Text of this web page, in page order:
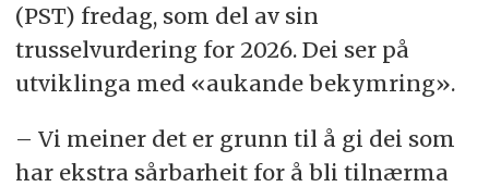
(PST) fredag, som del av sin
trusselvurdering for 2026. Dei ser på
utviklinga med «aukande bekymring».
– Vi meiner det er grunn til å gi dei som
har ekstra sårbarheit for å bli tilnærma